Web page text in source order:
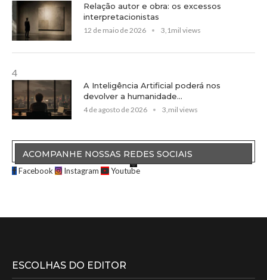
Relação autor e obra: os excessos
interpretacionistas
12 de maio de 2026 3,1mil views
4
A Inteligência Artificial poderá nos
devolver a humanidade...
4 de agosto de 2026 3,mil views
ACOMPANHE NOSSAS REDES SOCIAIS
Facebook Instagram Youtube
ESCOLHAS DO EDITOR